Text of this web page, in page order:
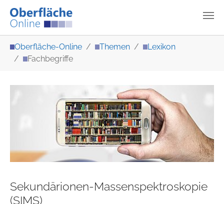
Oberfläche-Online Themen
Lexikon
Fachbegriffe
Sekundärionen-Massenspektroskopie
(SIMS)